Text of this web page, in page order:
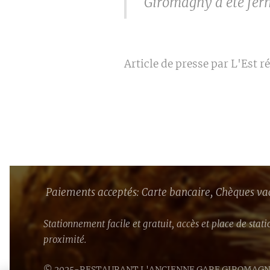
Article de presse par L'Est
Paiements acceptés: Carte bancaire, Chèques
Stationnement facile et gratuit, accès et place de
proximité.